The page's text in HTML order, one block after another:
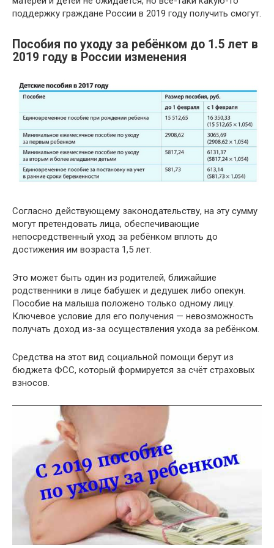
поддержку граждане России в 2019 году получить смогут.
Пособия по уходу за ребёнком до 1.5 лет в
2019 году в России изменения
Согласно действующему законодательству, на эту сумму
могут претендовать лица, обеспечивающие
непосредственный уход за ребёнком вплоть до
достижения им возраста 1,5 лет.
Это может быть один из родителей, ближайшие
родственники в лице бабушек и дедушек либо опекун.
Пособие на малыша положено только одному лицу.
Ключевое условие для его получения — невозможность
получать доход из-за осуществления ухода за ребёнком.
Средства на этот вид социальной помощи берут из
бюджета ФСС, который формируется за счёт страховых
взносов.